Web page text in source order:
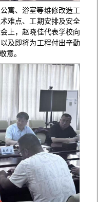
寓、浴室等维修改造工
难点、工期安排及安全
上，赵晓佳代表学校向
及即将为工程付出辛勤
意。